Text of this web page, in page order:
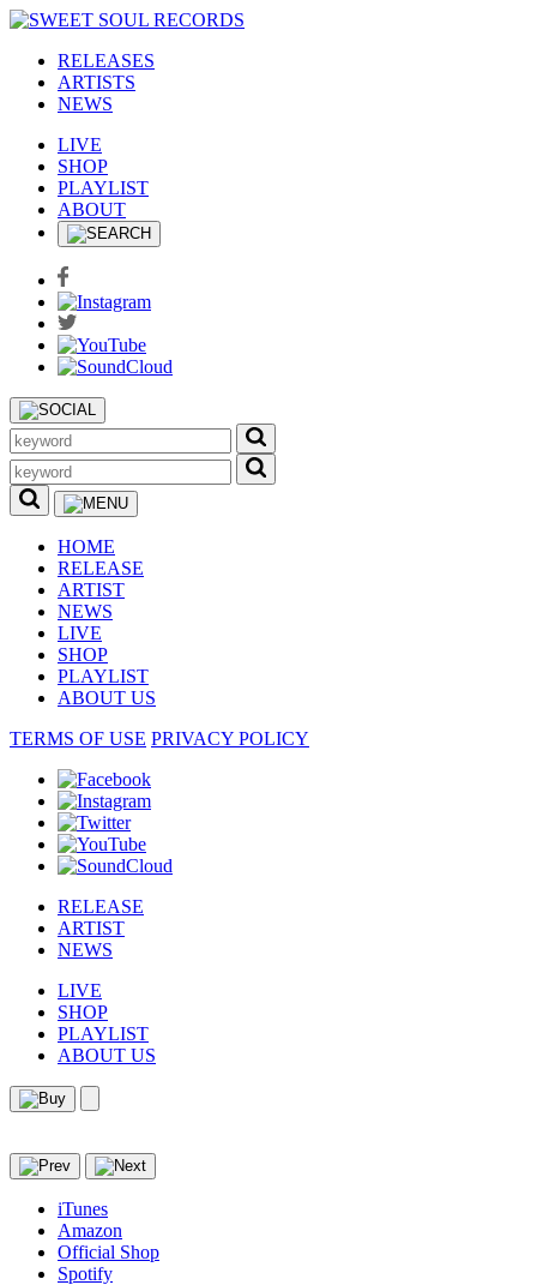
RELEASES
ARTISTS
NEWS
LIVE
SHOP
PLAYLIST
ABOUT
HOME
RELEASE
ARTIST
NEWS
LIVE
SHOP
PLAYLIST
ABOUT US
TERMS OF USE PRIVACY POLICY
RELEASE
ARTIST
NEWS
LIVE
SHOP
PLAYLIST
ABOUT US
iTunes
Amazon
Official Shop
Spotify